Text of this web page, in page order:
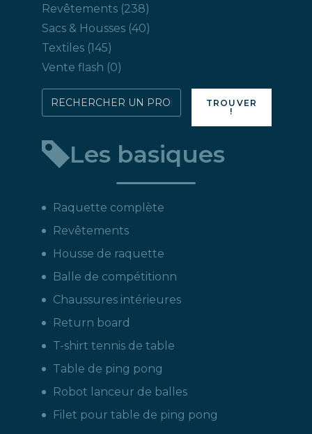
Revêtements 238238
produits
Sacs & Housses 4040
Textiles 145145
produits
Vente flash 00
Rechercher
directement
produit
:
TROUVER
!
Les basiques
Raquette complète
Revêtements
Housse de raquette
Balle de compétitionn
Chaussures intérieures
Return board
T-shirt tennis de table
Table de ping pong
Robot lanceur de balles
Filet pour table de ping pong